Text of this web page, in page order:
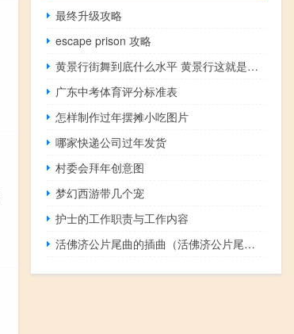
最终升级攻略
escape prison 攻略
黄景行街舞到底什么水平 黄景行这就是街舞
广东中考体育评分标准表
怎样制作过年摆摊小吃图片
哪家快递公司过年发货
村委会拜年创意图
梦幻西游带几个宠
护士的工作职责与工作内容
活佛济公片尾曲的插曲（活佛济公片尾曲）